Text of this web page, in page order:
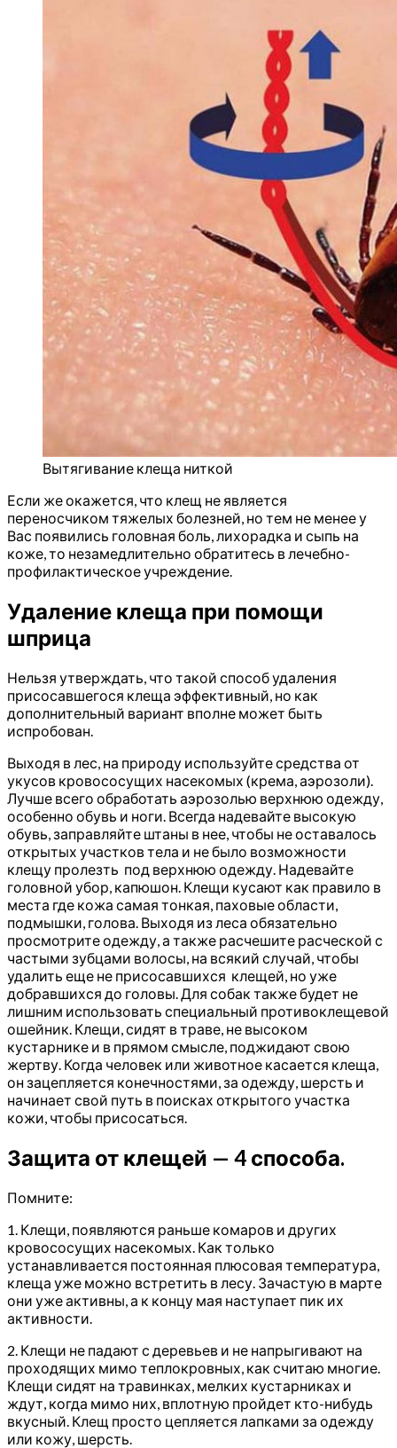
Вытягивание клеща ниткой
Если же окажется, что клещ не является
переносчиком тяжелых болезней, но тем не менее у
Вас появились головная боль, лихорадка и сыпь на
коже, то незамедлительно обратитесь в лечебно-
профилактическое учреждение.
Удаление клеща при помощи
шприца
Нельзя утверждать, что такой способ удаления
присосавшегося клеща эффективный, но как
дополнительный вариант вполне может быть
испробован.
Выходя в лес, на природу используйте средства от
укусов кровососущих насекомых (крема, аэрозоли).
Лучше всего обработать аэрозолью верхнюю одежду,
особенно обувь и ноги. Всегда надевайте высокую
обувь, заправляйте штаны в нее, чтобы не оставалось
открытых участков тела и не было возможности
клещу пролезть под верхнюю одежду. Надевайте
головной убор, капюшон. Клещи кусают как правило в
места где кожа самая тонкая, паховые области,
подмышки, голова. Выходя из леса обязательно
просмотрите одежду, а также расчешите расческой с
частыми зубцами волосы, на всякий случай, чтобы
удалить еще не присосавшихся клещей, но уже
добравшихся до головы. Для собак также будет не
лишним использовать специальный противоклещевой
ошейник. Клещи, сидят в траве, не высоком
кустарнике и в прямом смысле, поджидают свою
жертву. Когда человек или животное касается клеща,
он зацепляется конечностями, за одежду, шерсть и
начинает свой путь в поисках открытого участка
кожи, чтобы присосаться.
Защита от клещей — 4 способа.
Помните:
1. Клещи, появляются раньше комаров и других
кровососущих насекомых. Как только
устанавливается постоянная плюсовая температура,
клеща уже можно встретить в лесу. Зачастую в марте
они уже активны, а к концу мая наступает пик их
активности.
2. Клещи не падают с деревьев и не напрыгивают на
проходящих мимо теплокровных, как считаю многие.
Клещи сидят на травинках, мелких кустарниках и
ждут, когда мимо них, вплотную пройдет кто-нибудь
вкусный. Клещ просто цепляется лапками за одежду
или кожу, шерсть.